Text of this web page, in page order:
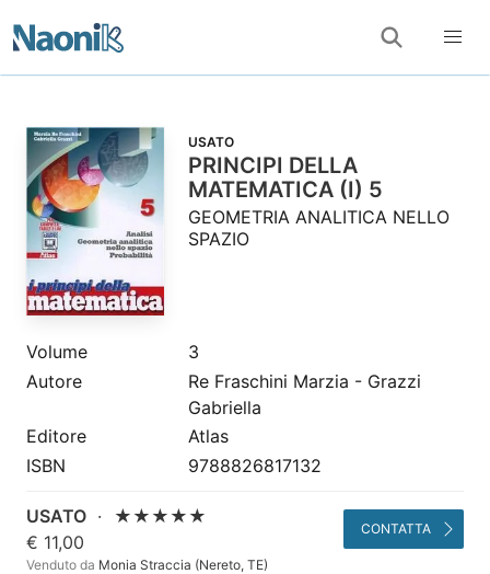
USATO
PRINCIPI DELLA
MATEMATICA (I) 5
GEOMETRIA ANALITICA NELLO
SPAZIO
Volume
3
Autore
Re Fraschini Marzia - Grazzi
Gabriella
Editore
Atlas
ISBN
9788826817132
USATO ·
★★★★★
€ 11,00
Venduto da Monia Straccia (Nereto, TE)
CONTATTA